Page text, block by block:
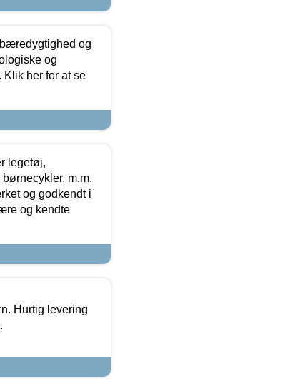
og
og
Klik her for at se
legetøj,
m.m.
og godkendt i
og kendte
Hurtig levering